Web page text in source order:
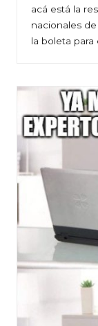
acá está la
nacionales
la boleta para